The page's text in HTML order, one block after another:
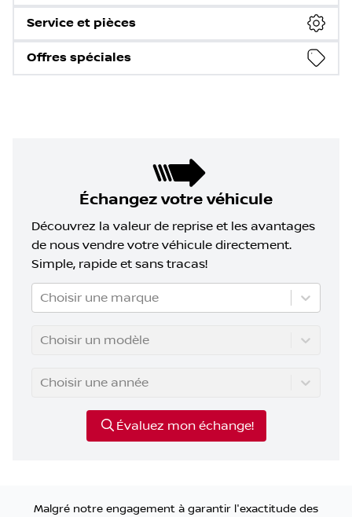
Service et pièces
Offres spéciales
Échangez votre véhicule
Découvrez la valeur de reprise et les avantages
de nous vendre votre véhicule directement.
Simple, rapide et sans tracas!
Choisir une marque
Choisir un modèle
Choisir une année
Évaluez mon échange!
Malgré notre engagement à garantir l'exactitude des